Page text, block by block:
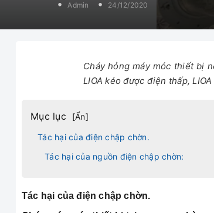
Admin 24/12/2020
Cháy hỏng máy móc thiết bị
LIOA kéo được điện thấp,
Mục lục [Ẩn]
Tác hại của điện chập chờn.
Tác hại của nguồn điện chập chờn:
Tác hại của điện chập chờn.